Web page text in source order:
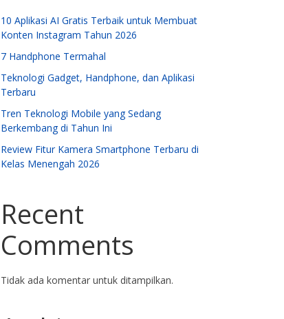
10 Aplikasi AI Gratis Terbaik untuk Membuat
Konten Instagram Tahun 2026
7 Handphone Termahal
Teknologi Gadget, Handphone, dan Aplikasi
Terbaru
Tren Teknologi Mobile yang Sedang
Berkembang di Tahun Ini
Review Fitur Kamera Smartphone Terbaru di
Kelas Menengah 2026
Recent
Comments
Tidak ada komentar untuk ditampilkan.